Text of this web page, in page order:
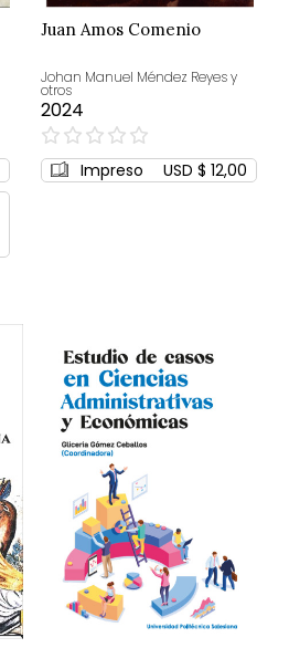
Juan Amos Comenio
Johan Manuel Méndez Reyes y
otros
2024
0%
Impreso USD $ 12,00